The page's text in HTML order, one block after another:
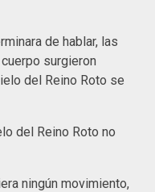
de hablar, las
surgieron
del Reino Roto se
del Reino Roto no
ningún movimiento,